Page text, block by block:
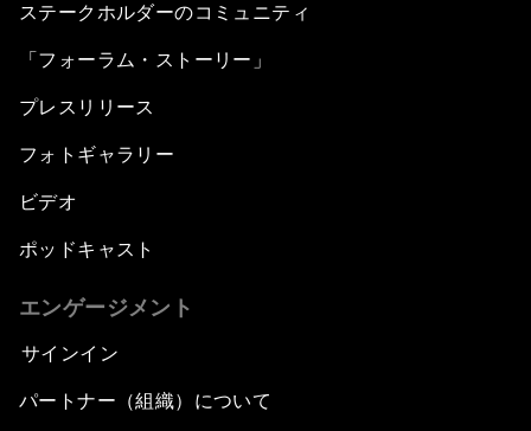
ステークホルダーのコミュニティ
「フォーラム・ストーリー」
プレスリリース
フォトギャラリー
ビデオ
ポッドキャスト
エンゲージメント
サインイン
パートナー（組織）について